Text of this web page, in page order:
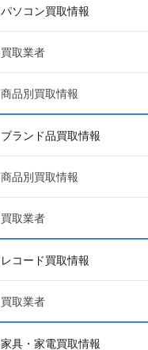
パソコン買取情報
買取業者
商品別買取情報
ブランド品買取情報
商品別買取情報
買取業者
レコード買取情報
買取業者
家具・家電買取情報